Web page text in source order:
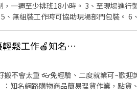
一週至少排班18小時。 3、至現場進行
無組裝工作時可協助現場部門包裝。 6
🍎時薪215/H起🍎近霄裡大池落羽松🍎小包裹輕鬆工作🍎知名電商物流理貨員 A1
不會太重 👓免經驗、二度就業可~歡迎